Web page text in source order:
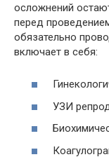
осложнений
перед
обязательно
включает в себя:
УЗИ